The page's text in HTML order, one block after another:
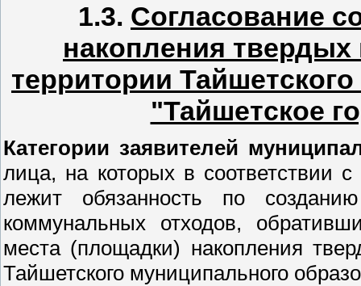
1.3. Согласование
накопления
территории
"Тайшетское
Категории заявителей
лица, на которых в соответствии
лежит обязанность по
коммунальных отходов,
места (площадки) накопления
Тайшетского муниципального